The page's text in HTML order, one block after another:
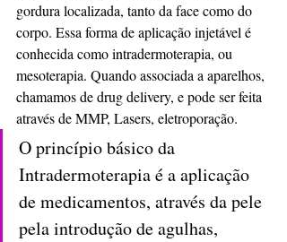
gordura localizada, tanto da face como do
corpo. Essa forma de aplicação injetável é
conhecida como intradermoterapia, ou
mesoterapia. Quando associada a aparelhos,
chamamos de drug delivery, e pode ser feita
através de MMP, Lasers, eletroporação.
O princípio básico da
Intradermoterapia é a aplicação
de medicamentos, através da pele
pela introdução de agulhas,